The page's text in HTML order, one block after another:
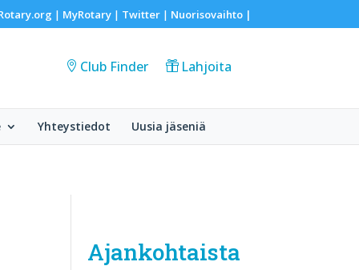
| MyRotary| Twitter| Nuorisovaihto|
Club Finder Lahjoita
Yhteystiedot Uusia jäseniä
Ajankohtaista